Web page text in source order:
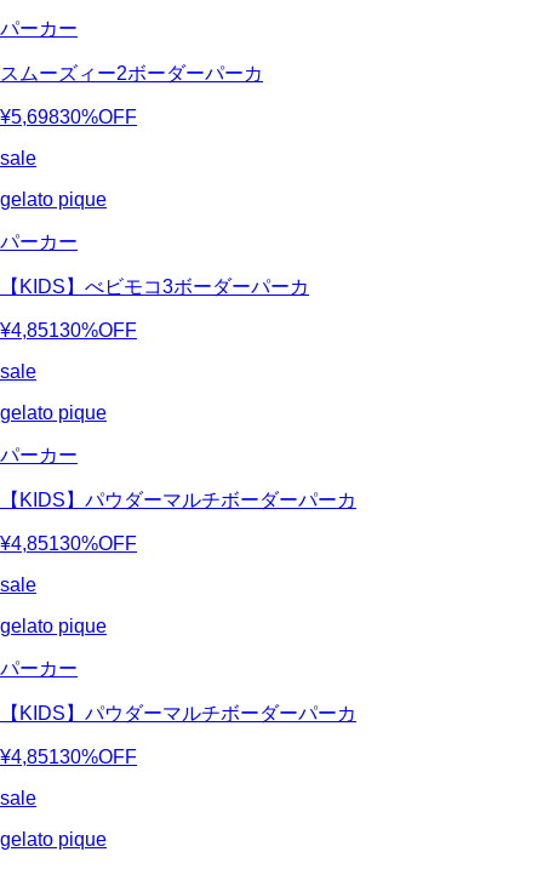
パーカー
スムーズィー2ボーダーパーカ
¥5,69830%OFF
sale
gelato pique
パーカー
【KIDS】べビモコ3ボーダーパーカ
¥4,85130%OFF
sale
gelato pique
パーカー
【KIDS】パウダーマルチボーダーパーカ
¥4,85130%OFF
sale
gelato pique
パーカー
【KIDS】パウダーマルチボーダーパーカ
¥4,85130%OFF
sale
gelato pique